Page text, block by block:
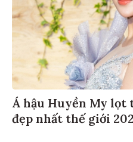
Á hậu Huyền My lọt
đẹp nhất thế giới